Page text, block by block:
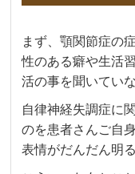
まず、顎関節症の
性のある癖や生活
活の事を聞いてい
自律神経失調症に
のを患者さんご自
表情がだんだん明